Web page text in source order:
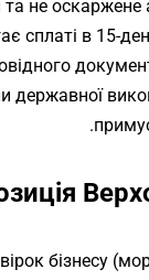
не
сплаті в 15-
державної
бізнесу